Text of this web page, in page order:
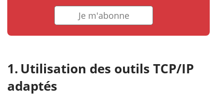
Je m'abonne
Utilisation des outils TCP/IP
adaptés